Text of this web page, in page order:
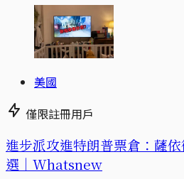
美國
僅限註冊用戶
進步派攻進特朗普票倉：薩
選｜Whatsnew